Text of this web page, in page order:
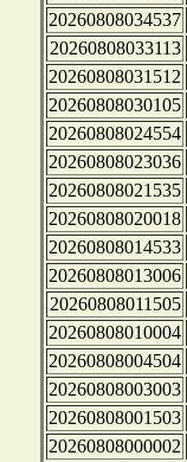
20260808034537
20260808033113
20260808031512
20260808030105
20260808024554
20260808023036
20260808021535
20260808020018
20260808014533
20260808013006
20260808011505
20260808010004
20260808004504
20260808003003
20260808001503
20260808000002